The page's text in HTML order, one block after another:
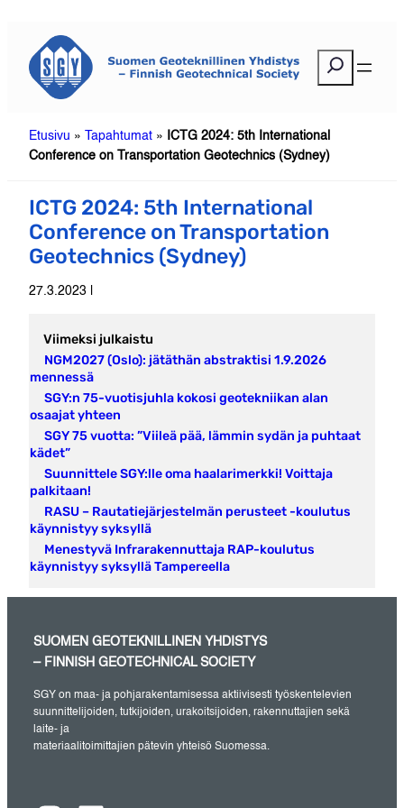
sisältöön
Etusivu » Tapahtumat »
ICTG 2024: 5th International
Conference on Transportation Geotechnics (Sydney)
ICTG 2024: 5th International
Conference on Transportation
Geotechnics (Sydney)
27.3.2023 |
Viimeksi julkaistu
NGM2027 (Oslo): jätäthän abstraktisi 1.9.2026
mennessä
SGY:n 75-vuotisjuhla kokosi geotekniikan alan
osaajat yhteen
SGY 75 vuotta: ”Viileä pää, lämmin sydän ja puhtaat
kädet”
Suunnittele SGY:lle oma haalarimerkki! Voittaja
palkitaan!
RASU – Rautatiejärjestelmän perusteet -koulutus
käynnistyy syksyllä
Menestyvä Infrarakennuttaja RAP-koulutus
käynnistyy syksyllä Tampereella
SUOMEN GEOTEKNILLINEN YHDISTYS
– FINNISH GEOTECHNICAL SOCIETY
SGY on maa- ja pohjarakentamisessa aktiivisesti työskentelevien
suunnittelijoiden, tutkijoiden, urakoitsijoiden, rakennuttajien sekä
laite- ja
materiaalitoimittajien pätevin yhteisö Suomessa.